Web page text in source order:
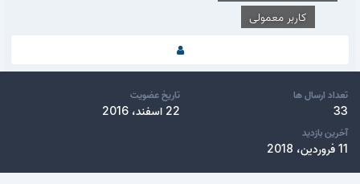
کاربر معمولی
تعداد ارسال ها
33
تاریخ عضویت
22 اسفند، 2016
آخرین بازدید
11 فروردین، 2018